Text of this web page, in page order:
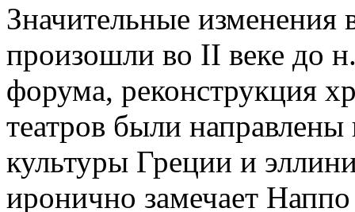
Значительные изменения
произошли во II веке до
форума, реконструкция
театров были
культуры Греции и
иронично замечает